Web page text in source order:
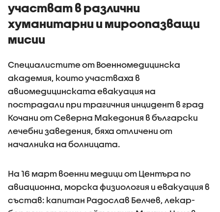
участват в различни
хуманитарни и мироопазващи
мисии
Специалистите от Военномедицинска
академия, които участваха в
авиомедицинската евакуация на
пострадали при трагичния инцидент в град
Кочани от Северна Македония в български
лечебни заведения, бяха отличени от
началника на болницата.
На 16 март военни медици от Центъра по
авиационна, морска физиология и евакуация в
състав: капитан Радослав Белчев, лекар-